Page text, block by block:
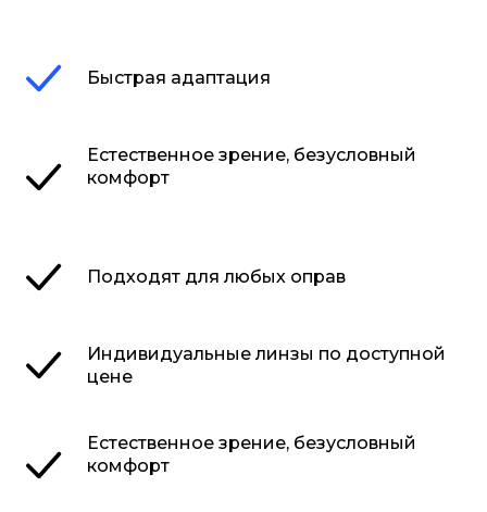
Быстрая адаптация
Естественное зрение, безусловный
комфорт
Подходят для любых оправ
Индивидуальные линзы по доступной
цене
Естественное зрение, безусловный
комфорт